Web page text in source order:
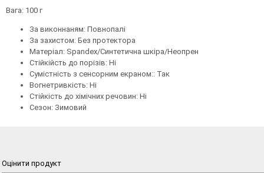
Вага: 100 г
За виконнаням: Повнопалі
За захистом: Без протектора
Матеріал: Spandex/Синтетична шкіра/Неопрен
Стійкійсть до порізів: Ні
Сумістність з сенсорним екраном:: Так
Вогнетривкість: Ні
Стійкість до хімічних речовин: Ні
Сезон: Зимовий
Оцінити продукт